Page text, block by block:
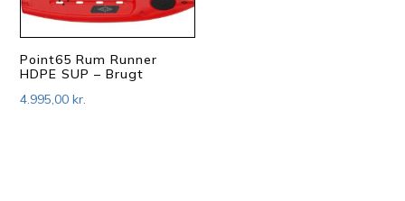
Point65 Rum Runner
HDPE SUP – Brugt
4.995,00kr.